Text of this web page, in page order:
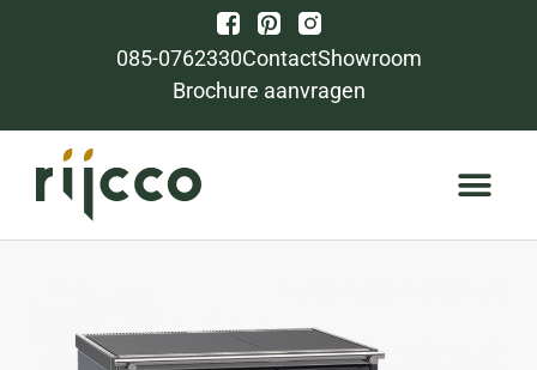
085-0762330ContactShowroom
Brochure aanvragen